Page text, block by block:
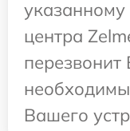
указанному
центра
перезвонит
Вашего